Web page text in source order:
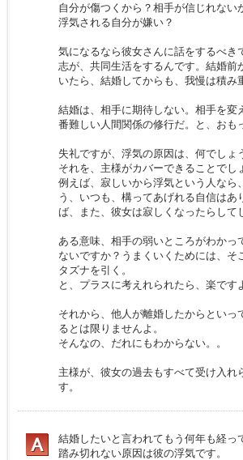
自分が傷つくから？相手が信じれない
浮気される自分が嫌い？
気になるなら彼女さんに話をするべき
志が、共同生活をするんです。結婚前
いたら、結婚してからも、我慢は積み
結婚は、相手に期待しない。相手を変
番難しい人間関係の修行だ。と、おも
失礼ですが、浮気の原因は、何でしょ
それを、主様がカバーできることでし
例えば、寂しいから浮気という人なら
う、いつも、構ってあげれる自信はあ
ば、また、彼女は寂しくなったらして
ある意味、相手の弱いところがわかっ
ないですか？うまくいくためには、そ
タズナを引く。
と、プラスに考えれられたら、楽です
それから、他人が離婚したからといっ
るとは限りませんよ。
そんなの、だれにもわからない。。
主様が、彼女の過去もすべて受け入れ
す。
結婚したいと言われてもう何年も経っ
踏み切れない原因は彼の浮気です。